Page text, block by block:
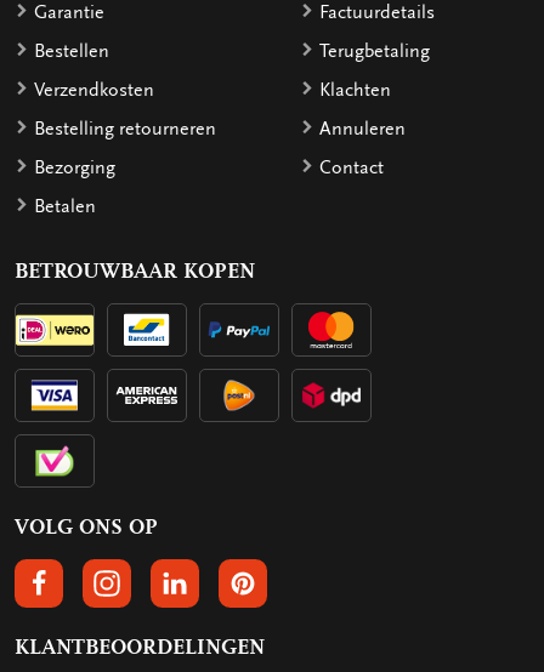
Garantie
Bestellen
Verzendkosten
Bestelling retourneren
Bezorging
Betalen
Factuurdetails
Terugbetaling
Klachten
Annuleren
Contact
BETROUWBAAR KOPEN
VOLG ONS OP
VOLGS ONS OP FACEBOOK
VOLG ONS OP INSTAGRAM
VOLG ONS OP LINKEDIN
VOLG ONS OP PINTEREST
KLANTBEOORDELINGEN